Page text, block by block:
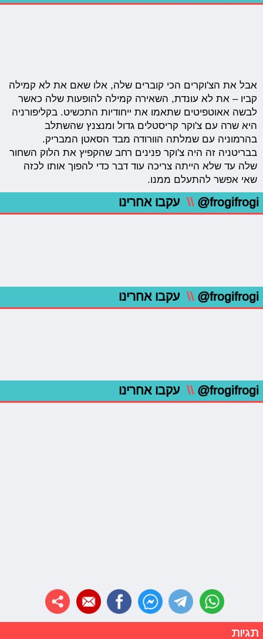
אבל את הצ'וקרים הכי קוברים שלה, אלו שאם את לא קמילה
קביו – את לא עונדת, השאירה קמילה להופעות שלה כאשר
לבשה אאוטפיטים שתאמו את ייחודיות התכשיט. בקליפורניה
היא שרה עם צ'וקר קריסטלים גדול ומנצנץ שהשתלב
בהרמוניה עם שמלתה הוורודה מבד הסאטן המבריק.
בבריטניה זה היה צ'וקר פנינים רחב שהקפיץ את הלוק השחור
שלה עד שלא הייתה צריכה עוד דבר כדי להפוך אותו לכזה
שאי אפשר להתעלם ממנו.
@frogifrogi
\\ עקבו אחרינו
@frogifrogi
\\ עקבו אחרינו
@frogifrogi
\\ עקבו אחרינו
תגיות